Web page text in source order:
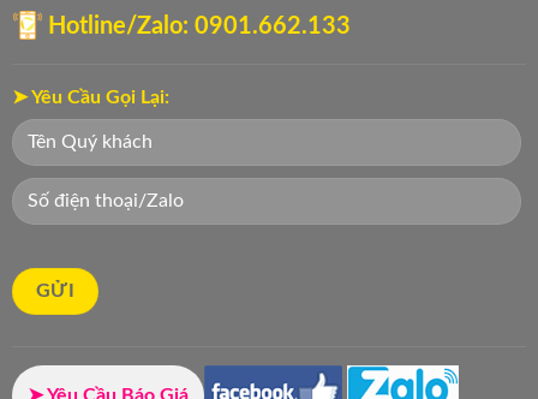
Hotline/Zalo: 0901.662.133
➤ Yêu Cầu Gọi Lại:
➤ Yêu Cầu Báo Giá